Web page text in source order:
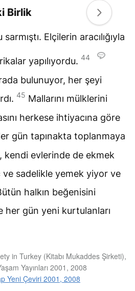
Birlik
Elçilerin aracılığıyla
yapılıyordu. 44
bulunuyor, her şeyi
45 Mallarını mülklerini
herkese ihtiyacına göre
gün tapınakta toplanmaya
kendi evlerinde de ekmek
sadelikle yemek yiyor ve
halkın beğenisini
her gün yeni kurtulanları
in Turkey (Kitabı Mukaddes Şirketi),
Yayınları 2001, 2008
Yeni Çeviri 2001, 2008